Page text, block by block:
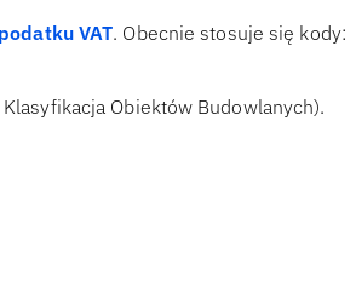
VAT. Obecnie stosuje się kody:
Obiektów Budowlanych).